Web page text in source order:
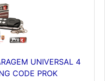
UNIVERSAL 4
CODE PROK